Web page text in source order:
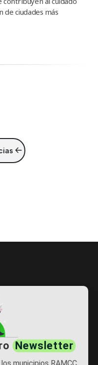
de ciudades más
Newsletter
municipios RAMCC,